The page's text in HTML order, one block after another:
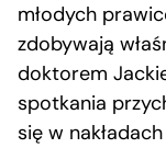
młodych
zdobywają
doktorem
spotkania
się w